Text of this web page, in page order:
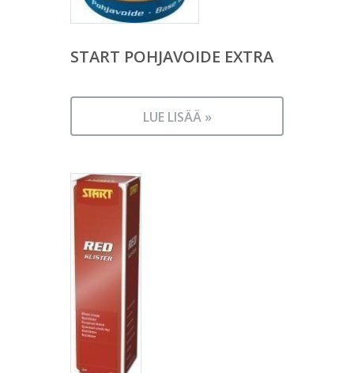
START POHJAVOIDE EXTRA
LUE LISÄÄ »